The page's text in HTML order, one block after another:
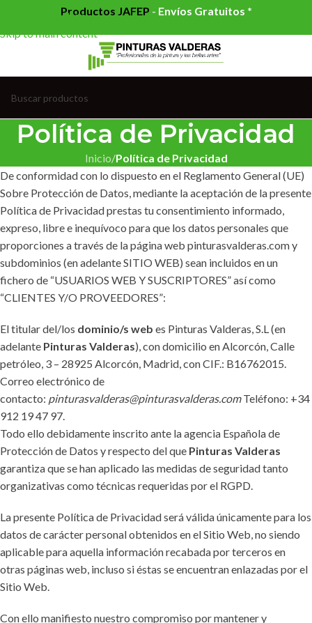
Skip to navigation
Skip to main content
Productos JAFEP - Envíos Gratuitos *
Política de Privacidad
Inicio/Política de Privacidad
De conformidad con lo dispuesto en el Reglamento General (UE)
Sobre Protección de Datos, mediante la aceptación de la presente
Política de Privacidad prestas tu consentimiento informado,
expreso, libre e inequívoco para que los datos personales que
proporciones a través de la página web pinturasvalderas.com y
subdominios (en adelante SITIO WEB) sean incluidos en un
fichero de “USUARIOS WEB Y SUSCRIPTORES” así como
“CLIENTES Y/O PROVEEDORES”:
El titular del/los dominio/s web es Pinturas Valderas, S.L (en
adelante Pinturas Valderas), con domicilio en Alcorcón, Calle
petróleo, 3 – 28925 Alcorcón, Madrid, con CIF.: B16762015.
Correo electrónico de
contacto: pinturasvalderas@pinturasvalderas.comTeléfono: +34
912 19 47 97.
Todo ello debidamente inscrito ante la agencia Española de
Protección de Datos y respecto del que Pinturas Valderas
garantiza que se han aplicado las medidas de seguridad tanto
organizativas como técnicas requeridas por el RGPD.
La presente Política de Privacidad será válida únicamente para los
datos de carácter personal obtenidos en el Sitio Web, no siendo
aplicable para aquella información recabada por terceros en
otras páginas web, incluso si éstas se encuentran enlazadas por el
Sitio Web.
Con ello manifiesto nuestro compromiso por mantener y